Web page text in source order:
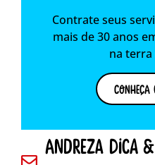
Contrate seus
mais de 30 anos
na terra
Conheça
andreza dica